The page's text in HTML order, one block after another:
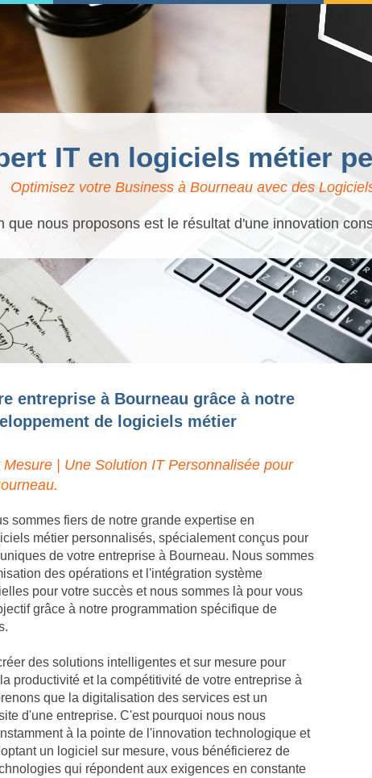
IT en logiciels métier
Optimisez votre Business à Bourneau avec des
que nous proposons est le résultat d'une innovation
entreprise à Bourneau grâce à notre
de logiciels métier
| Une Solution IT Personnalisée pour
sommes fiers de notre grande expertise en
métier personnalisés, spécialement conçus pour
de votre entreprise à Bourneau. Nous sommes
des opérations et l'intégration système
pour votre succès et nous sommes là pour vous
grâce à notre programmation spécifique de
des solutions intelligentes et sur mesure pour
productivité et la compétitivité de votre entreprise à
que la digitalisation des services est un
d'une entreprise. C'est pourquoi nous nous
à la pointe de l'innovation technologique et
un logiciel sur mesure, vous bénéficierez de
qui répondent aux exigences en constante